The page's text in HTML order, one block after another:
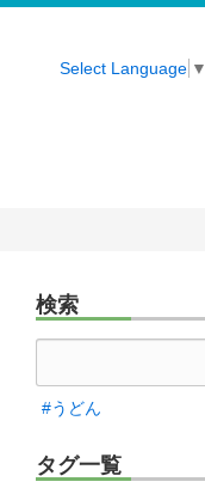
Select Language ▼
検索
#うどん
タグ一覧